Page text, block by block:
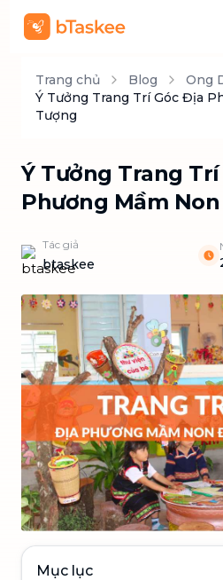
Trang chủ Blog
Ong
Ý Tưởng Trang Trí Góc Địa
Tượng
Ý Tưởng Trang
Phương Mầm
Tác giả
btaskee
Mục lục